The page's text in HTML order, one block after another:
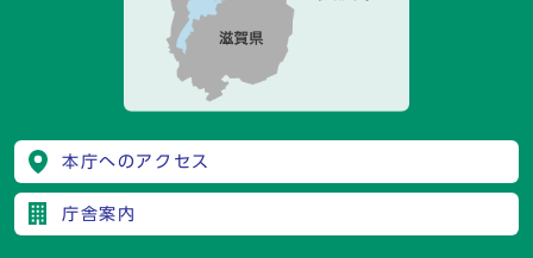
本庁へのアクセス
庁舎案内